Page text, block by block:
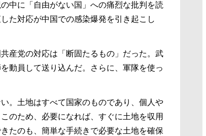
中に「自由がない国」への痛烈な批判を読
た対応が中国での感染爆発を引き起こし
産党の対応は「断固たるもの」だった。武
動員して送り込んだ。さらに、軍隊を使っ
。土地はすべて国家のものであり、個人や
のため、必要になれば、すぐに土地を収用
たのも、簡単な手続きで必要な土地を確保